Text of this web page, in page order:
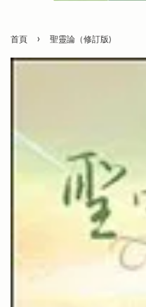
首頁 › 聖靈論（修訂版)